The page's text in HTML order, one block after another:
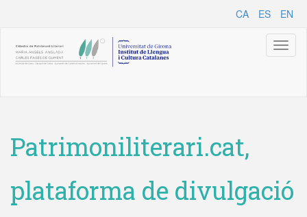
CA ES EN
Patrimoniliterari.cat,
plataforma de divulgació